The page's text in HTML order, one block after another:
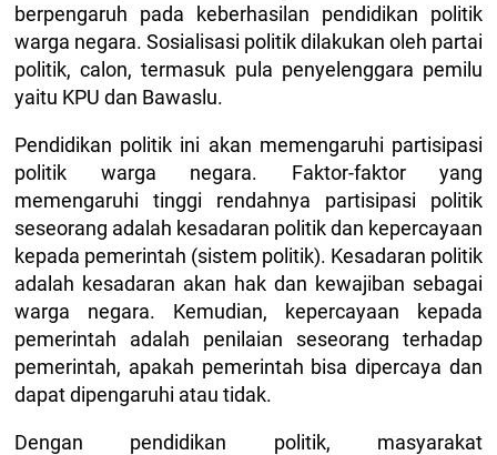
berpengaruh pada keberhasilan pendidikan politik
warga negara. Sosialisasi politik dilakukan oleh partai
politik, calon, termasuk pula penyelenggara pemilu
yaitu KPU dan Bawaslu.
Pendidikan politik ini akan memengaruhi partisipasi
politik warga negara. Faktor-faktor yang
memengaruhi tinggi rendahnya partisipasi politik
seseorang adalah kesadaran politik dan kepercayaan
kepada pemerintah (sistem politik). Kesadaran politik
adalah kesadaran akan hak dan kewajiban sebagai
warga negara. Kemudian, kepercayaan kepada
pemerintah adalah penilaian seseorang terhadap
pemerintah, apakah pemerintah bisa dipercaya dan
dapat dipengaruhi atau tidak.
Dengan pendidikan politik, masyarakat